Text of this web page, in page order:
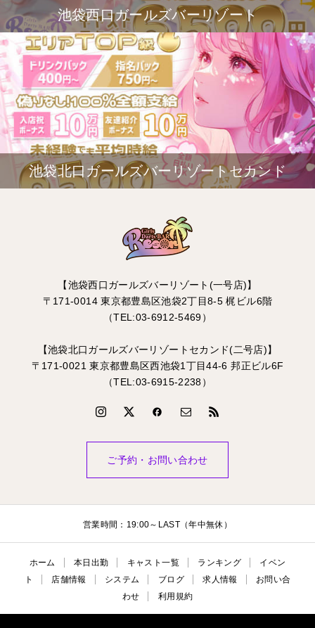
池袋西口ガールズバーリゾート
池袋北口ガールズバーリゾートセカンド
【池袋西口ガールズバーリゾート(一号店)】
〒171-0014 東京都豊島区池袋2丁目8-5 梶ビル6階
（TEL:03-6912-5469）
【池袋北口ガールズバーリゾートセカンド(二号店)】
〒171-0021 東京都豊島区西池袋1丁目44-6 邦正ビル6F
（TEL:03-6915-2238）
ご予約・お問い合わせ
営業時間：19:00～LAST（年中無休）
ホーム 本日出勤 キャスト一覧 ランキング
イベン
ト
店舗情報 システム ブログ 求人情報
お問い合
わせ
利用規約